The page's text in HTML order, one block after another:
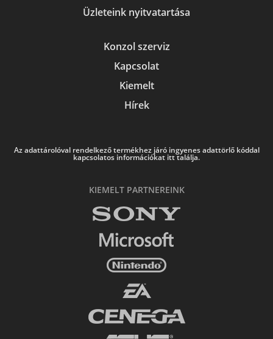
Üzleteink nyitvatartása
Konzol szerviz
Kapcsolat
Kiemelt
Hírek
Az adattárolóval rendelkező termékhez járó ingyenes adattörlő kóddal
kapcsolatos információkat itt találja.
KIEMELT PARTNEREINK